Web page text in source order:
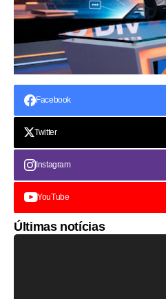
Facebook
Twitter
Instagram
YouTube
Últimas notícias